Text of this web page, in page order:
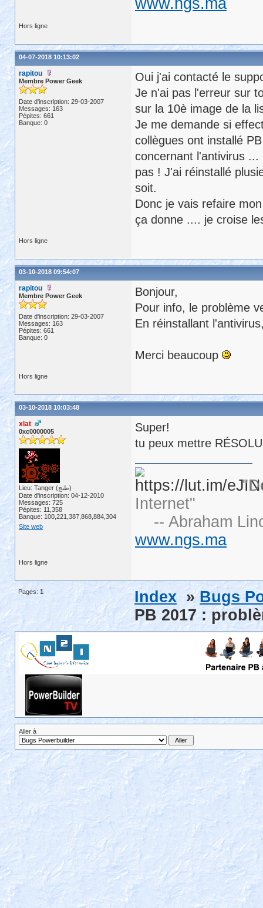
Hors ligne
04-07-2018 10:13:02
rapitou
Membre Power Geek
Date d'inscription: 29-03-2007
Messages: 163
Pépites: 661
Banque: 0
Oui j'ai contacté le
Je n'ai pas l'erreur sur
sur la 10è image de la
Je me demande si
collègues ont installé
concernant l'antivirus
pas ! J'ai réinstallé
soit.
Donc je vais refaire
ça donne .... je croise
Hors ligne
03-10-2018 09:54:07
rapitou
Membre Power Geek
Date d'inscription: 29-03-2007
Messages: 163
Pépites: 661
Banque: 0
Bonjour,
Pour info, le problème
En réinstallant
Merci beaucoup
Hors ligne
03-10-2018 10:03:48
xlat
0xc0000005
Lieu: Tanger (طنج)
Date d'inscription: 04-12-2010
Messages: 725
Pépites: 11,358
Banque: 100,221,387,868,884,304
Site web
Super!
tu peux mettre
Internet"
-- Abraham
www.ngs.ma
Hors ligne
Pages: 1 Index »Bugs
PB 2017 :
Aller à